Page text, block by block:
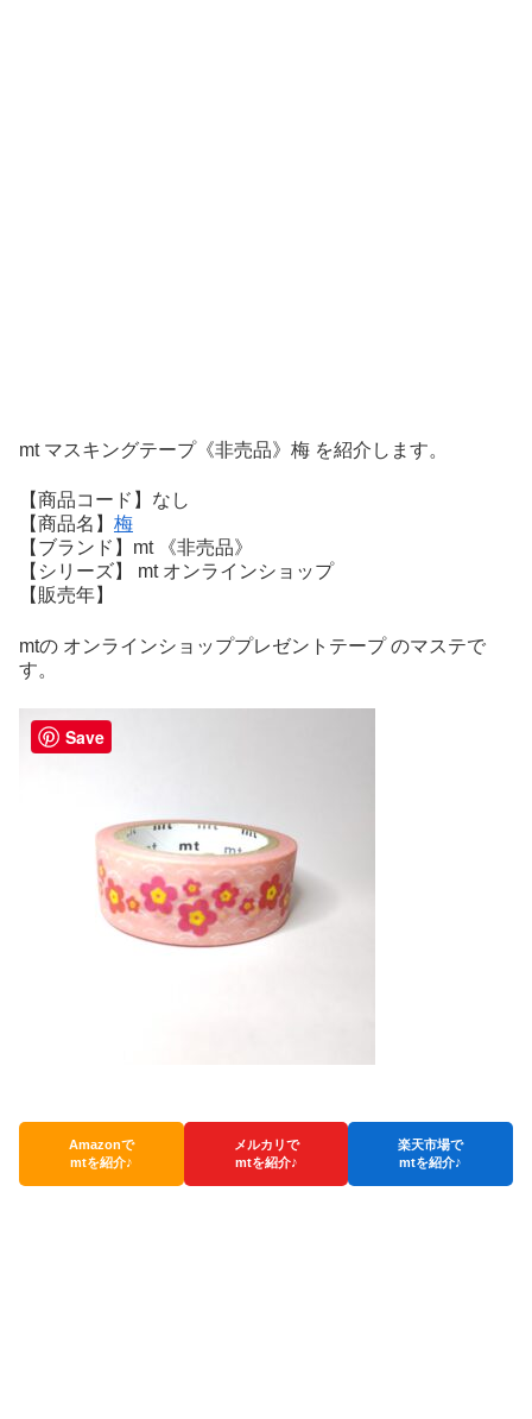
mt マスキングテープ《非売品》梅 を紹介します。
【商品コード】なし
【商品名】 梅
【ブランド】mt 《非売品》
【シリーズ】 mt オンラインショップ
【販売年】
mtの オンラインショッププレゼントテープ のマステで
す。
Amazonで
mtを紹介♪
メルカリで
mtを紹介♪
楽天市場で
mtを紹介♪
Save